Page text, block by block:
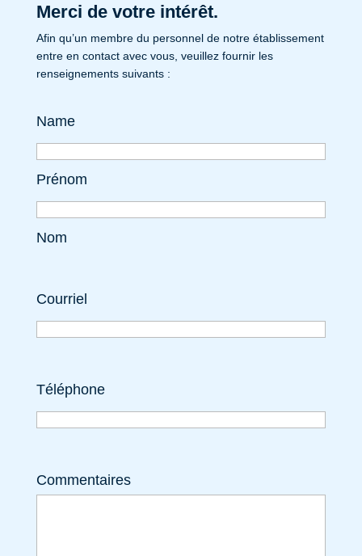
Merci de votre intérêt.
Afin qu’un membre du personnel de notre établissement
entre en contact avec vous, veuillez fournir les
renseignements suivants :
Name
Prénom
Nom
Courriel
Téléphone
Commentaires